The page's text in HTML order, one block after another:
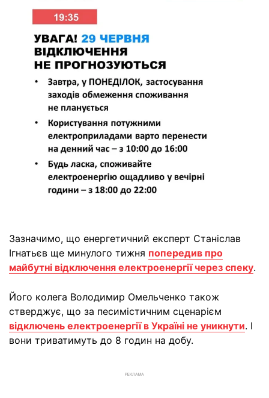
Зазначимо, що енергетичний експерт Станіслав
Ігнатьєв ще минулого тижня попередив про
майбутні відключення електроенергії через спеку.
Його колега Володимир Омельченко також
стверджує, що за песимістичним сценарієм
відключень електроенергії в Україні не уникнути. І
вони триватимуть до 8 годин на добу.
РЕКЛАМА